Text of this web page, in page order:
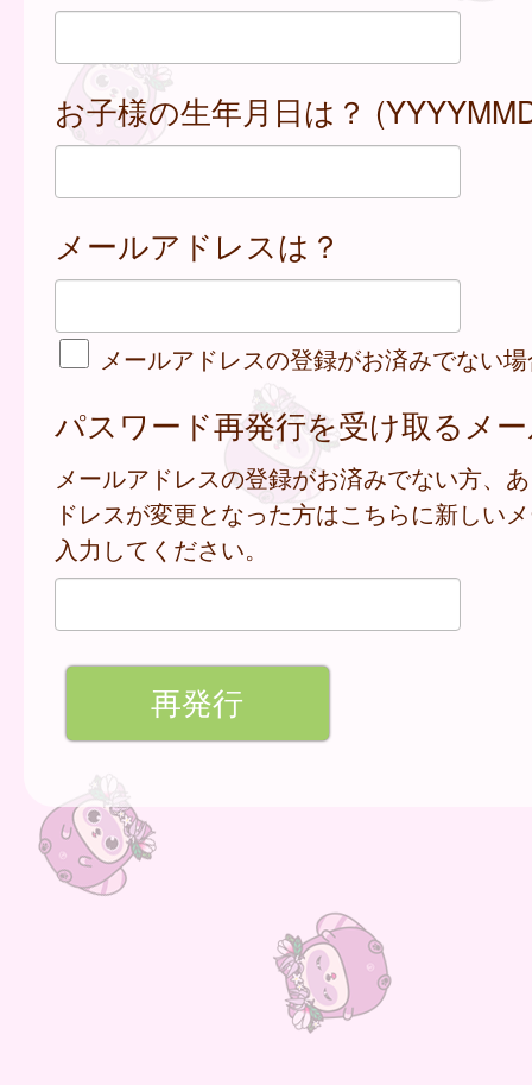
お子様の生年月日は？
メールアドレスは？
メールアドレスの登録がお済みでない
パスワード再発行を受け取るメ
メールアドレスの登録がお済みでない方、
ドレスが変更となった方はこちらに新しい
入力してください。